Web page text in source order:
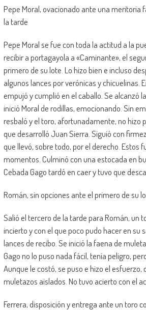
Pepe Moral, ovacionado ante una meritoria
la tarde
Pepe Moral se fue con toda la actitud a la
recibir a portagayola a «Caminante», el
primero de su lote. Lo hizo bien e incluso
algunos lances por verónicas y chicuelinas.
empujó y cumplió en el caballo. Se alcanzó
inició Moral de rodillas, emocionando. Sin
resbaló y el toro, afortunadamente, no hizo
que desarrolló Juan Sierra. Siguió con
que llevó, sobre todo, por el derecho. Estos
momentos. Culminó con una estocada en
Cebada Gago tardó en caer y tuvo que
Román, sin opciones ante el primero de su
Salió el tercero de la tarde para Román, un
incierto y con el que poco pudo hacer en su
lances de recibo. Se inició la faena de
Gago no lo puso nada fácil, tenía peligro,
Aunque le costó, se puso e hizo el esfuerzo,
muletazos aislados. No tuvo acierto con el
Ferrera, disposición y entrega ante un toro